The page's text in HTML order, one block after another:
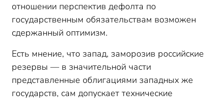
отношении перспектив дефолта по
государственным обязательствам возможен
сдержанный оптимизм.
Есть мнение, что запад, заморозив российские
резервы — в значительной части
представленные облигациями западных же
государств, сам допускает технические